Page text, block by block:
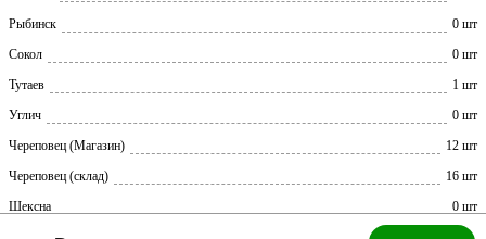
Рыбинск
0 шт
Сокол
0 шт
Тутаев
1 шт
Углич
0 шт
Череповец (Магазин)
12 шт
Череповец (склад)
16 шт
Шексна
0 шт